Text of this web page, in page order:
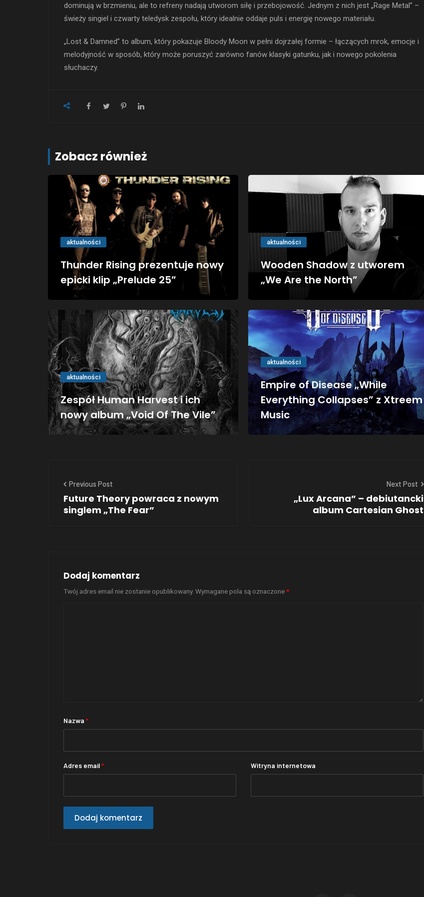
dominują w brzmieniu, ale to refreny nadają utworom siłę i przebojowość. Jednym z nich jest „Rage Metal” –
świeży singiel i czwarty teledysk zespołu, który idealnie oddaje puls i energię nowego materiału.
„Lost & Damned” to album, który pokazuje Bloody Moon w pełni dojrzałej formie – łączących mrok, emocje i
melodyjność w sposób, który może poruszyć zarówno fanów klasyki gatunku, jak i nowego pokolenia
słuchaczy.
Zobacz również
aktualności
Thunder Rising prezentuje nowy
epicki klip „Prelude 25”
aktualności
Wooden Shadow z utworem
„We Are the North”
aktualności
Zespół Human Harvest i ich
nowy album „Void Of The Vile”
aktualności
Empire of Disease „While
Everything Collapses” z Xtreem
Music
Previous Post
Future Theory powraca z nowym
singlem „The Fear”
Next Post
„Lux Arcana” – debiutancki
album Cartesian Ghost
Dodaj komentarz
Twój adres email nie zostanie opublikowany. Wymagane pola są oznaczone*
Nazwa *
Adres email* Witryna internetowa